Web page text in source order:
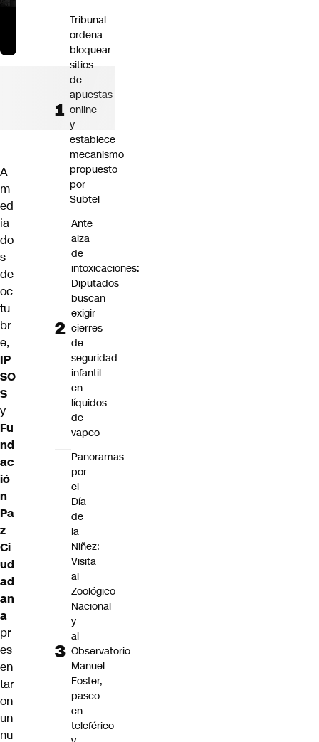
A
m
ed
ia
do
s
de
oc
tu
br
e,
IP
SO
S
y
Fu
nd
ac
ió
n
Pa
z
Ci
ud
ad
an
a
pr
es
en
tar
on
un
nu
Tribunal
ordena
bloquear
sitios
de
apuestas
online
y
establece
mecanismo
propuesto
por
Subtel
Ante
alza
de
intoxicaciones:
Diputados
buscan
exigir
cierres
de
seguridad
infantil
en
líquidos
de
vapeo
Panoramas
por
el
Día
de
la
Niñez:
Visita
al
Zoológico
Nacional
y
al
Observatorio
Manuel
Foster,
paseo
en
teleférico